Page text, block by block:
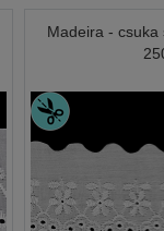
Madeira - csuka